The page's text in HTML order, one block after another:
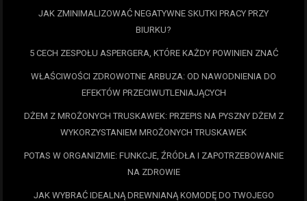
JAK ZMINIMALIZOWAĆ NEGATYWNE SKUTKI PRACY PRZY
BIURKU?
5 CECH ZESPOŁU ASPERGERA, KTÓRE KAŻDY POWINIEN ZNAĆ
WŁAŚCIWOŚCI ZDROWOTNE ARBUZA: OD NAWODNIENIA DO
EFEKTÓW PRZECIWUTLENIAJĄCYCH
DŻEM Z MROŻONYCH TRUSKAWEK: PRZEPIS NA PYSZNY DŻEM Z
WYKORZYSTANIEM MROŻONYCH TRUSKAWEK
POTAS W ORGANIZMIE: FUNKCJE, ŹRÓDŁA I ZAPOTRZEBOWANIE
NA ZDROWIE
JAK WYBRAĆ IDEALNĄ DREWNIANĄ KOMODĘ DO TWOJEGO